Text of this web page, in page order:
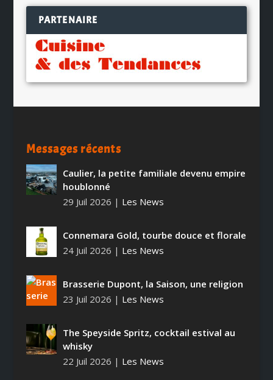
PARTENAIRE
Messages récents
Caulier, la petite familiale devenu empire
houblonné
29 Juil 2026 | Les News
Connemara Gold, tourbe douce et florale
24 Juil 2026 | Les News
Brasserie Dupont, la Saison, une religion
23 Juil 2026 | Les News
The Speyside Spritz, cocktail estival au
whisky
22 Juil 2026 | Les News